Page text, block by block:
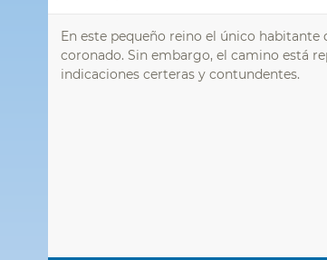
En este pequeño reino el único habitante
coronado. Sin embargo, el camino está
indicaciones certeras y contundentes.